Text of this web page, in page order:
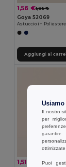
1,56 €1,85 €
Goya 52069
Aggiungi al
1,51 € 1,94 €
Il nostro
per
Puoi